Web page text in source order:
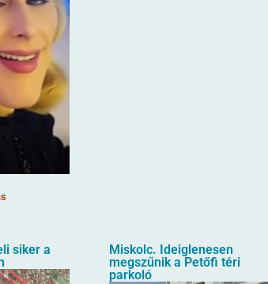
siker a
Miskolc. Ideiglenesen
megszűnik a Petőfi téri
parkoló